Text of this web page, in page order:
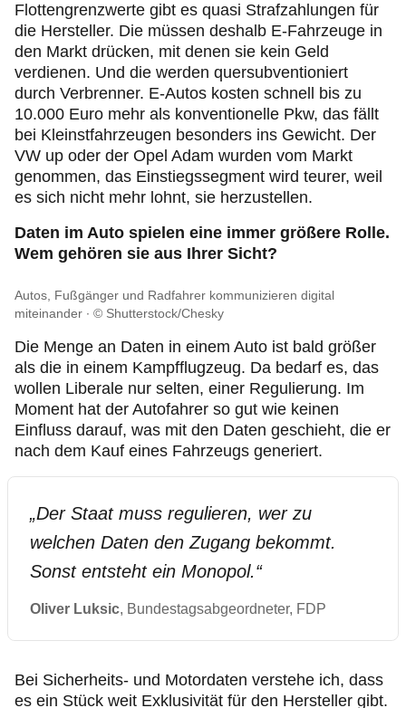
Flottengrenzwerte gibt es quasi Strafzahlungen für
die Hersteller. Die müssen deshalb E-Fahrzeuge in
den Markt drücken, mit denen sie kein Geld
verdienen. Und die werden quersubventioniert
durch Verbrenner. E-Autos kosten schnell bis zu
10.000 Euro mehr als konventionelle Pkw, das fällt
bei Kleinstfahrzeugen besonders ins Gewicht. Der
VW up oder der Opel Adam wurden vom Markt
genommen, das Einstiegssegment wird teurer, weil
es sich nicht mehr lohnt, sie herzustellen.
Daten im Auto spielen eine immer größere Rolle.
Wem gehören sie aus Ihrer Sicht?
Autos, Fußgänger und Radfahrer kommunizieren digital
miteinander
© Shutterstock/Chesky
Die Menge an Daten in einem Auto ist bald größer
als die in einem Kampfflugzeug. Da bedarf es, das
wollen Liberale nur selten, einer Regulierung. Im
Moment hat der Autofahrer so gut wie keinen
Einfluss darauf, was mit den Daten geschieht, die er
nach dem Kauf eines Fahrzeugs generiert.
„Der Staat muss regulieren, wer zu
welchen Daten den Zugang bekommt.
Sonst entsteht ein Monopol.“
Oliver Luksic, Bundestagsabgeordneter, FDP
Bei Sicherheits- und Motordaten verstehe ich, dass
es ein Stück weit Exklusivität für den Hersteller gibt.